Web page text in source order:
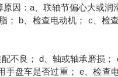
因：a、联轴节偏心大或
b、检查电动机； c、检
不良； d、轴或轴承磨损；
盘车是否过重； e、检查